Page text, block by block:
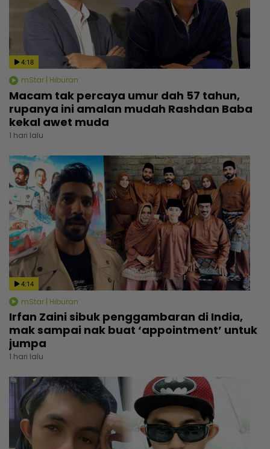
4:18
mStar | Hiburan
Macam tak percaya umur dah 57 tahun,
rupanya ini amalan mudah Rashdan Baba
kekal awet muda
1 hari lalu
4:14
mStar | Hiburan
Irfan Zaini sibuk penggambaran di India,
mak sampai nak buat ‘appointment’ untuk
jumpa
1 hari lalu